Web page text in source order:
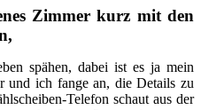
Zimmer kurz mit den
spähen, dabei ist es ja mein
und ich fange an, die Details zu
Telefon schaut aus der